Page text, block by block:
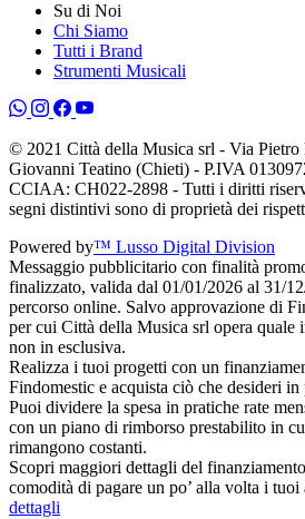
Su di Noi
Chi Siamo
Tutti i Brand
Strumenti Musicali
© 2021 Città della Musica srl - Via Pietro
Giovanni Teatino (Chieti) - P.IVA
CCIAA: CH022-2898 - Tutti i diritti
segni distintivi sono di proprietà dei
Powered by™ Lusso Digital Division
Messaggio pubblicitario con finalità
finalizzato, valida dal 01/01/2026 al 31/
percorso online. Salvo approvazione di
per cui Città della Musica srl opera quale
non in esclusiva.
Realizza i tuoi progetti con un
Findomestic e acquista ciò che desideri
Puoi dividere la spesa in pratiche rate
con un piano di rimborso prestabilito in
rimangono costanti.
Scopri maggiori dettagli del
comodità di pagare un po’ alla volta i tuoi
dettagli